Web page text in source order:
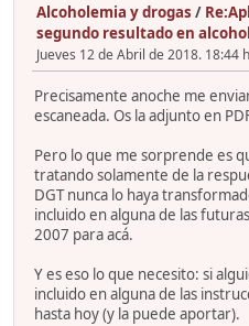
Alcoholemia y drogas /
segundo resultado en
Jueves 12 de Abril de 2018. 18:44
Precisamente anoche me
escaneada. Os la adjunto en
Pero lo que me sorprende es
tratando solamente de la
DGT nunca lo haya
incluido en alguna de las
2007 para acá.
Y es eso lo que necesito: si
incluido en alguna de las
hasta hoy (y la puede aportar).